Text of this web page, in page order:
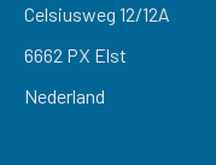
Celsiusweg 12/12A
6662 PX Elst
Nederland